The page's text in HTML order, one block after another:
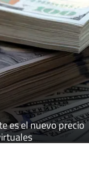
es el nuevo precio